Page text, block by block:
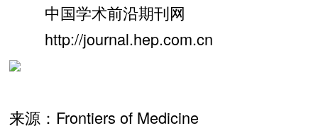
中国学术前沿期刊网
http://journal.hep.com.cn
来源：Frontiers of Medicine